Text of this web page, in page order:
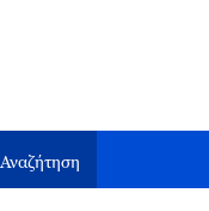
Αναζήτηση